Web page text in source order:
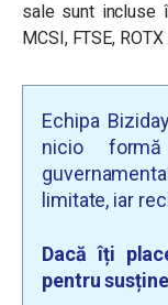
sale sunt incluse
MCSI, FTSE,
Echipa
nicio
limitate, iar
Dacă îți
pentru